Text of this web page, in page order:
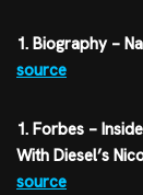
1. Biography –
source
1. Forbes –
With Diesel’s
source